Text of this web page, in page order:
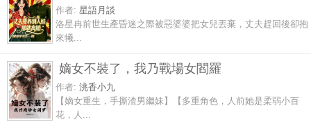
作者: 星語月談
洛星冉前世生產昏迷之際被惡婆婆把女兒丟棄，丈夫趕回後卻抱
來犧...
嫡女不裝了，我乃戰場女閻羅
作者: 洮香小九
【嫡女重生，手撕渣男繼妹】【多重角色，人前她是柔弱小百
花，人...